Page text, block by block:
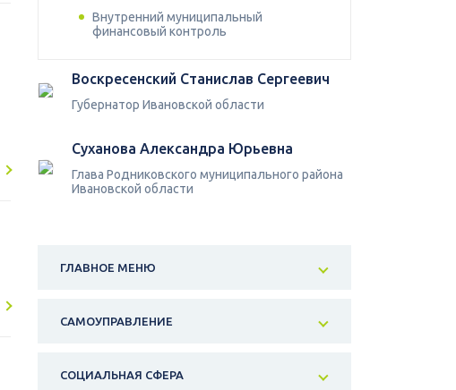
Внутренний муниципальный
финансовый контроль
Воскресенский Станислав Сергеевич
Губернатор Ивановской области
Суханова Александра Юрьевна
Глава Родниковского муниципального района
Ивановской области
ГЛАВНОЕ МЕНЮ
САМОУПРАВЛЕНИЕ
СОЦИАЛЬНАЯ СФЕРА